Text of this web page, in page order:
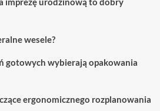
wesele?
gotowych wybierają opakowania
ergonomicznego rozplanowania